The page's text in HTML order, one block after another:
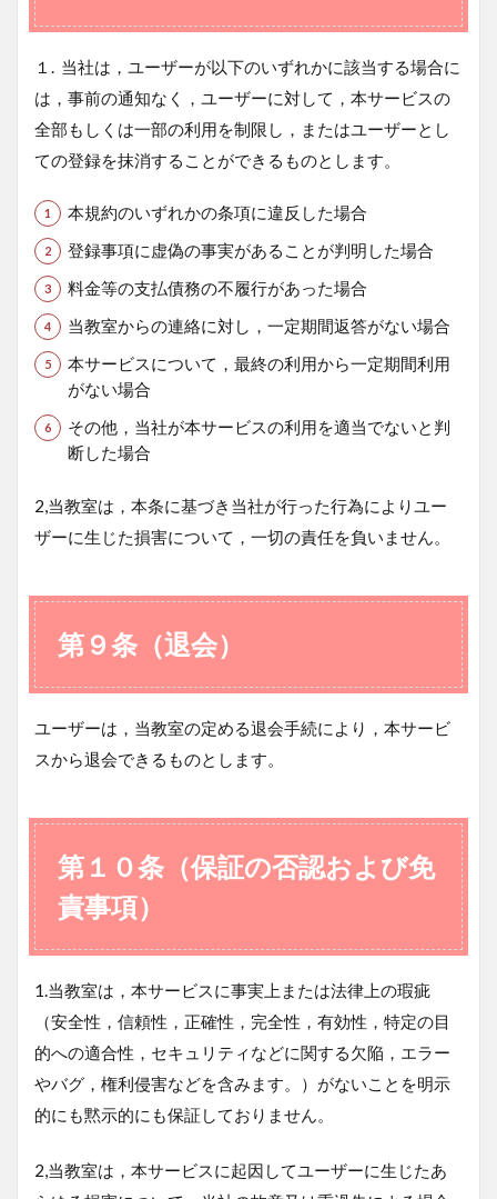
１. 当社は，ユーザーが以下のいずれかに該当する場合に
は，事前の通知なく，ユーザーに対して，本サービスの
全部もしくは一部の利用を制限し，またはユーザーとし
ての登録を抹消することができるものとします。
本規約のいずれかの条項に違反した場合
登録事項に虚偽の事実があることが判明した場合
料金等の支払債務の不履行があった場合
当教室からの連絡に対し，一定期間返答がない場合
本サービスについて，最終の利用から一定期間利用
がない場合
その他，当社が本サービスの利用を適当でないと判
断した場合
2,当教室は，本条に基づき当社が行った行為によりユー
ザーに生じた損害について，一切の責任を負いません。
第９条（退会）
ユーザーは，当教室の定める退会手続により，本サービ
スから退会できるものとします。
第１０条（保証の否認および免
責事項）
1.当教室は，本サービスに事実上または法律上の瑕疵
（安全性，信頼性，正確性，完全性，有効性，特定の目
的への適合性，セキュリティなどに関する欠陥，エラー
やバグ，権利侵害などを含みます。）がないことを明示
的にも黙示的にも保証しておりません。
2,当教室は，本サービスに起因してユーザーに生じたあ